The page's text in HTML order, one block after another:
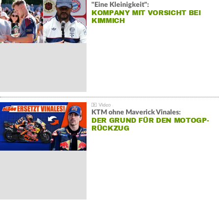
"Eine Kleinigkeit":
KOMPANY MIT VORSICHT BEI
KIMMICH
KTM ohne Maverick Vinales:
DER GRUND FÜR DEN MOTOGP-
RÜCKZUG